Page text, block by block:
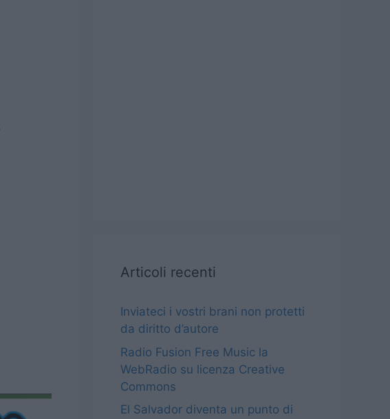
Articoli recenti
Inviateci i vostri brani non protetti
da diritto d’autore
Radio Fusion Free Music la
WebRadio su licenza Creative
Commons
El Salvador diventa un punto di